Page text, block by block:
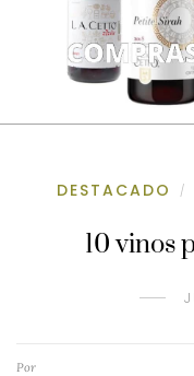
DESTACADO /
10 vinos
Por